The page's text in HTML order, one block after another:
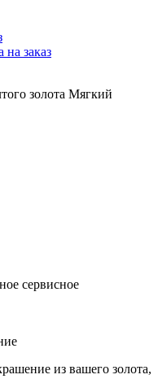
заказ
золота Мягкий